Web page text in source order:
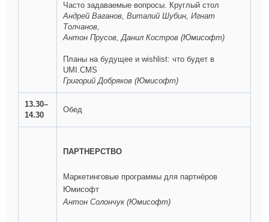
Часто задаваемые вопросы. Круглый стол
Андрей Ваганов, Виталий Шубин, Игнат
Толчанов,
Антон Прусов, Данил Костров (Юмисофт)
Планы на будущее и wishlist: что будет в
UMI.CMS
ГригорийДобряков (Юмисофт)
13.30–
14.30
Обед
ПАРТНЕРСТВО
Маркетинговые программы для партнёров
Юмисофт
Антон Солончук (Юмисофт)